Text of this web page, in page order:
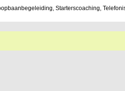
Starterscoaching,